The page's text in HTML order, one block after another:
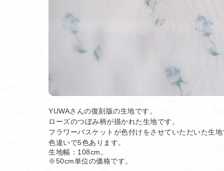
YUWAさんの復刻版の生地です。
ローズのつぼみ柄が描かれた生地です。
フラワーバスケットが色付けをさせていただいた生
色違いで5色あります。
生地幅：108cm。
※50cm単位の価格です。